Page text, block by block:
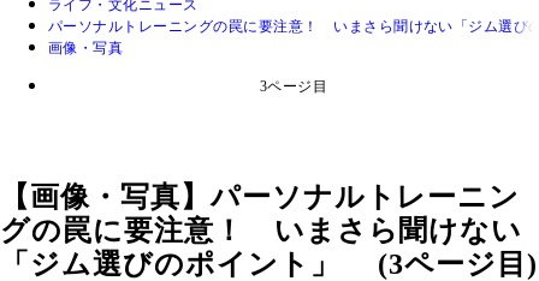
ライフ・文化ニュース
パーソナルトレーニングの罠に要注意！ いまさら聞けない「ジム選
画像・写真
3ページ目
【画像・写真】パーソナルトレーニン
グの罠に要注意！ いまさら聞けない
「ジム選びのポイント」 (3ページ目)